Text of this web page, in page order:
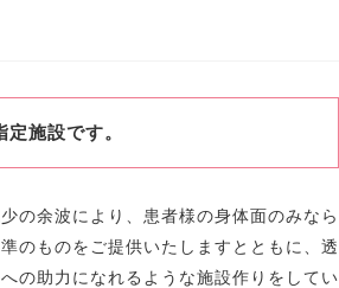
施設です。
の余波により、患者様の身体面のみなら
のものをご提供いたしますとともに、透
の助力になれるような施設作りをしてい